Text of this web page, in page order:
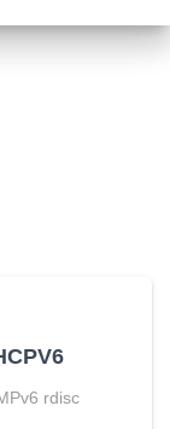
rdisc